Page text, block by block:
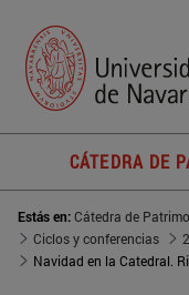
CÁTEDRA DE
Estás en:Cátedra de
Ciclos y conferencias
Navidad en la Catedral.